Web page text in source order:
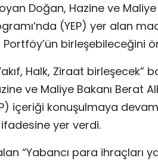
Doğan, Hazine ve Maliye
(YEP) yer alan
birleşebileceğini
Halk, Ziraat birleşecek”
ve Maliye Bakanı Berat
içeriği konuşulmaya
yer verdi.
“Yabancı para ihraçları